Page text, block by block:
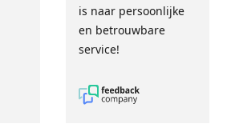
is naar persoonlijke
en betrouwbare
service!